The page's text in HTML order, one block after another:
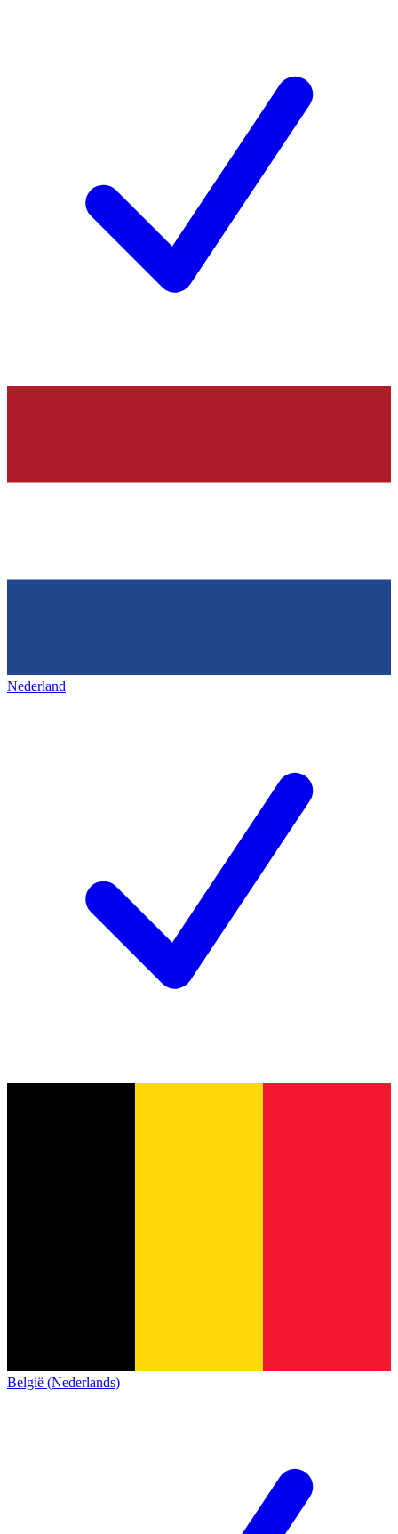
Nederland
België (Nederlands)